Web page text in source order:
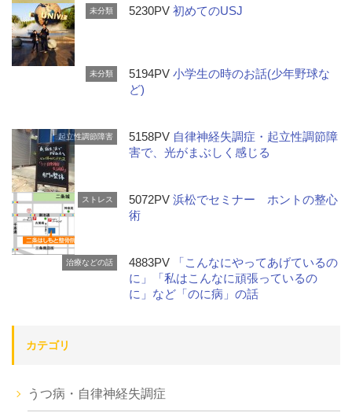
未分類 5230PV初めてのUSJ
未分類 5194PV小学生の時のお話(少年野球な
ど)
起立性調節障害 5158PV 自律神経失調症・起立性調節障
害で、光がまぶしく感じる
ストレス 5072PV浜松でセミナー ホントの整心
術
治療などの話 4883PV
「こんなにやってあげているの
に」「私はこんなに頑張っているの
に」など「のに病」の話
カテゴリ
うつ病・自律神経失調症